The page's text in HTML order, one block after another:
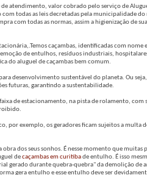
atendimento, valor cobrado pelo serviço de
todas as leis decretadas pela municipalidade
com todas as normas, assim a higienização de
caçambas, identificadas com nome
de entulhos, resíduos industriais,
do aluguel de caçambas bem comum.
desenvolvimento sustentável do planeta. Ou
futuras, garantindo a sustentabilidade.
de estacionamento, na pista de rolamento, com
exemplo, os geradores ficam sujeitos a multa
dos seus sonhos. É nesse momento que muitas
decaçambas em curitibade entulho. É isso
gerado durante quebra-quebra" da demolição de
gera entulho e esse entulho deve ser